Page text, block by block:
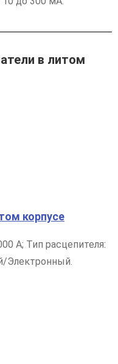
в литом
корпусе
А; Тип расцепителя:
Электронный.